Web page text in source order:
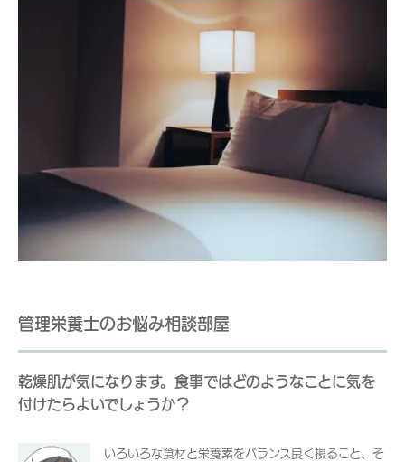
管理栄養士のお悩み相談部屋
乾燥肌が気になります。食事ではどのようなことに気を
付けたらよいでしょうか？
いろいろな食材と栄養素をバランス良く摂ること、そ